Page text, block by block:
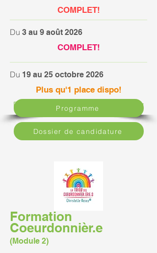
COMPLET!
Du 3 au 9 août 2026
COMPLET!
Du 19 au 25 octobre 2026
Plus qu'1 place dispo!
FORMATIONS2027 - Dates à venir
Programme
Dossier de candidature
Formation
Coeurdonnièr.e
(Module 2)